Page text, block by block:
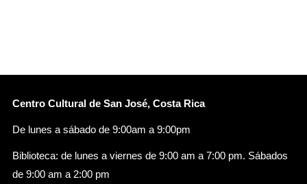
Centro Cultural de San José, Costa Rica
De lunes a sábado de 9:00am a 9:00pm
Biblioteca: de lunes a viernes de 9:00 am a 7:00 pm. Sábados
de 9:00 am a 2:00 pm